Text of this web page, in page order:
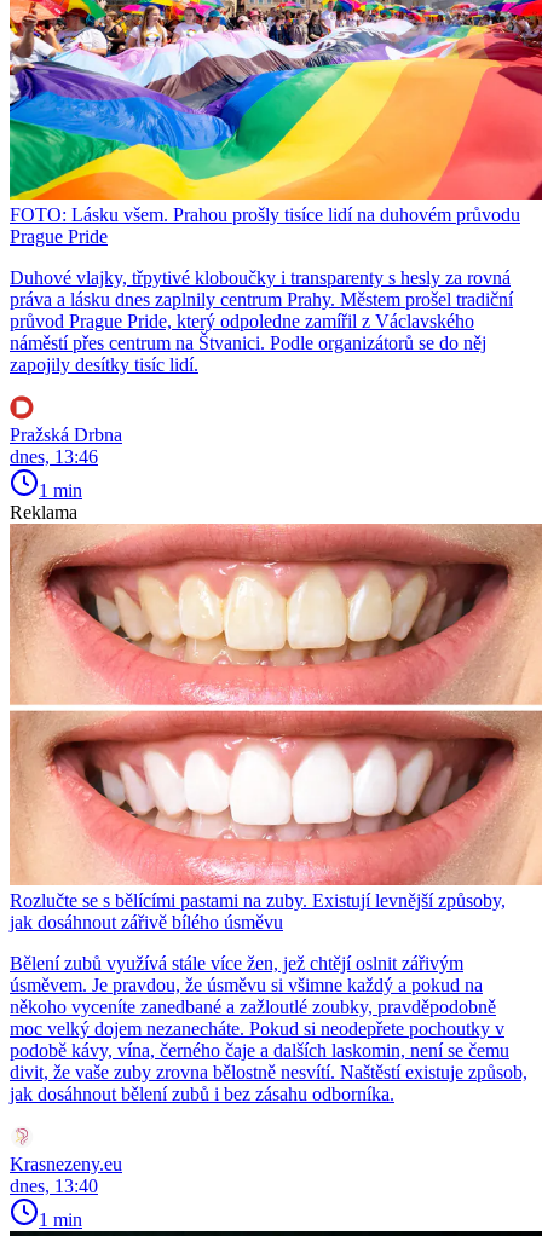
FOTO: Lásku všem. Prahou prošly tisíce lidí na duhovém průvodu
Prague Pride
Duhové vlajky, třpytivé kloboučky i transparenty s hesly za rovná
práva a lásku dnes zaplnily centrum Prahy. Městem prošel tradiční
průvod Prague Pride, který odpoledne zamířil z Václavského
náměstí přes centrum na Štvanici. Podle organizátorů se do něj
zapojily desítky tisíc lidí.
Pražská Drbna
dnes, 13:46
1 min
Reklama
Rozlučte se s bělícími pastami na zuby. Existují levnější způsoby,
jak dosáhnout zářivě bílého úsměvu
Bělení zubů využívá stále více žen, jež chtějí oslnit zářivým
úsměvem. Je pravdou, že úsměvu si všimne každý a pokud na
někoho vyceníte zanedbané a zažloutlé zoubky, pravděpodobně
moc velký dojem nezanecháte. Pokud si neodepřete pochoutky v
podobě kávy, vína, černého čaje a dalších laskomin, není se čemu
divit, že vaše zuby zrovna bělostně nesvítí. Naštěstí existuje způsob,
jak dosáhnout bělení zubů i bez zásahu odborníka.
Krasnezeny.eu
dnes, 13:40
1 min